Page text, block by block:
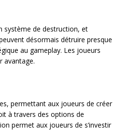
système de destruction, et
désormais détruire presque
au gameplay. Les joueurs
avantage.
permettant aux joueurs de créer
à travers des options de
permet aux joueurs de s’investir